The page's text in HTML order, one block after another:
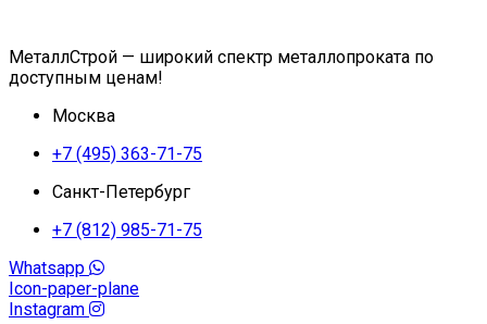
МеталлСтрой — широкий спектр металлопроката по
доступным ценам!
Москва
+7 (495) 363-71-75
Санкт-Петербург
+7 (812) 985-71-75
Whatsapp
Icon-paper-plane
Instagram